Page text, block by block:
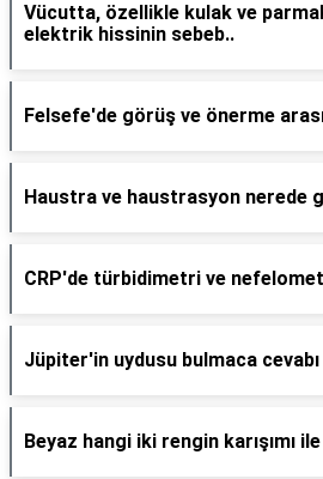
Vücutta, özellikle kulak ve
elektrik hissinin sebeb..
Felsefe'de görüş ve önerme
Haustra ve haustrasyon nerede
CRP'de türbidimetri ve
Jüpiter'in uydusu bulmaca
Beyaz hangi iki rengin karışımı